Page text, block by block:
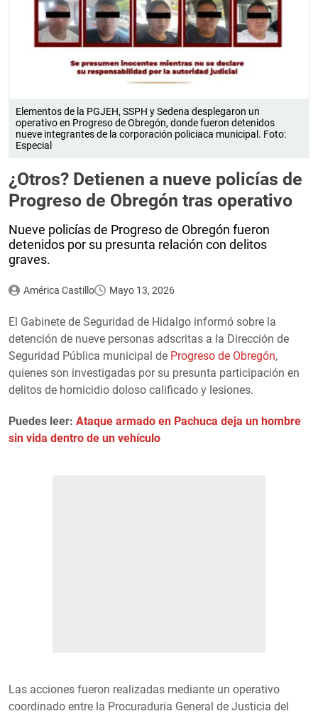
Elementos de la PGJEH, SSPH y Sedena desplegaron un
operativo en Progreso de Obregón, donde fueron detenidos
nueve integrantes de la corporación policiaca municipal. Foto:
Especial
¿Otros? Detienen a nueve policías de
Progreso de Obregón tras operativo
Nueve policías de Progreso de Obregón fueron
detenidos por su presunta relación con delitos
graves.
América Castillo Mayo 13, 2026
El Gabinete de Seguridad de Hidalgo informó sobre la
detención de nueve personas adscritas a la Dirección de
Seguridad Pública municipal de Progreso de Obregón,
quienes son investigadas por su presunta participación en
delitos de homicidio doloso calificado y lesiones.
Puedes leer: Ataque armado en Pachuca deja un hombre
sin vida dentro de un vehículo
Las acciones fueron realizadas mediante un operativo
coordinado entre la Procuraduría General de Justicia del